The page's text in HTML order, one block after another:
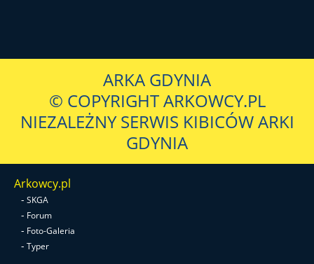
ARKA GDYNIA
© COPYRIGHT ARKOWCY.PL
NIEZALEŻNY SERWIS KIBICÓW ARKI
GDYNIA
Arkowcy.pl
- SKGA
- Forum
- Foto-Galeria
- Typer